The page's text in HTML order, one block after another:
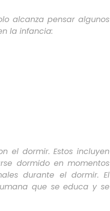
alcanza pensar algunos
la infancia:
el dormir. Estos incluyen
dormido en momentos
durante el dormir. El
que se educa y se